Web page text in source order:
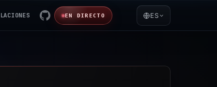
EN DIRECTO ES